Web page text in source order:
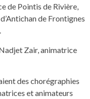
de Pointis de Rivière,
de Frontignes
Zair, animatrice
des chorégraphies
et animateurs